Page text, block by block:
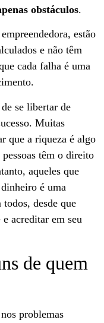
obstáculos.
estão
e não têm
cada falha é uma
se libertar de
Muitas
que a riqueza é algo
têm o direito
aqueles que
é uma
desde que
acreditar em seu
de quem
problemas